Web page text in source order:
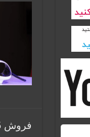
فروش ps5 در آمریکا از PS4 پیشی گرفت